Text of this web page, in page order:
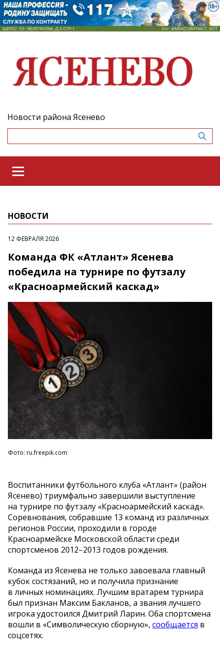
Новости района Ясенево
НОВОСТИ
12 ФЕВРАЛЯ 2026
Команда ФК «Атлант» Ясенева
победила на турнире по футзалу
«Красноармейский каскад»
Фото: ru.freepik.com
Воспитанники футбольного клуба «Атлант» (район
Ясенево) триумфально завершили выступление
на турнире по футзалу «Красноармейский каскад».
Соревнования, собравшие 13 команд из различных
регионов России, проходили в городе
Красноармейске Московской области среди
спортсменов 2012–2013 годов рождения.
Команда из Ясенева не только завоевала главный
кубок состязаний, но и получила признание
в личных номинациях. Лучшим вратарем турнира
был признан Максим Бакланов, а звания лучшего
игрока удостоился Дмитрий Ларин. Оба спортсмена
вошли в «Символическую сборную», сообщается в
соцсетях.